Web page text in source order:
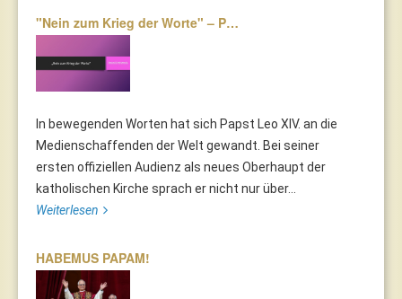
"Nein zum Krieg der Worte" – P…
In bewegenden Worten hat sich Papst Leo XIV. an die
Medienschaffenden der Welt gewandt. Bei seiner
ersten offiziellen Audienz als neues Oberhaupt der
katholischen Kirche sprach er nicht nur über...
Weiterlesen
HABEMUS PAPAM!